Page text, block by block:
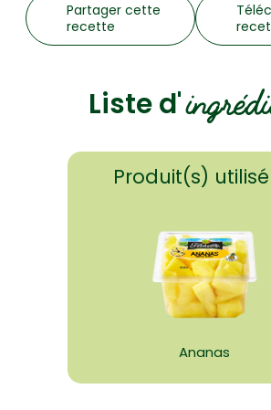
Partager cette
recette
Liste d'
Produit(s)
Ananas